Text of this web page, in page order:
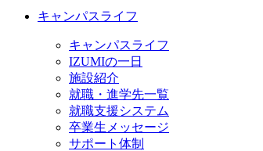
キャンパスライフ
キャンパスライフ
IZUMIの一日
施設紹介
就職・進学先一覧
就職支援システム
卒業生メッセージ
サポート体制